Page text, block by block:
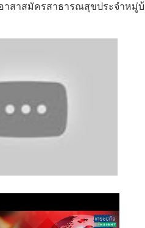
สาสมัครสาธารณสุขประจำหมู่